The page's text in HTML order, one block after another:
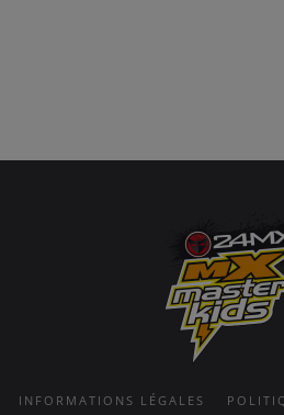
INFORMATIONS LÉGALES